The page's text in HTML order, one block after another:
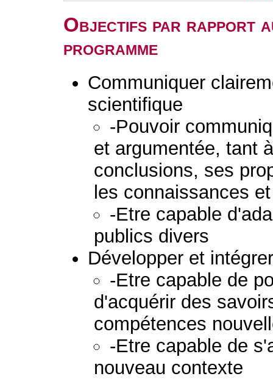
Objectifs par rapport
programme
Communiquer
scientifique
-Pouvoir
et argumentée, tant
conclusions, ses
les connaissances
-Etre capable
publics divers
Développer et
-Etre capable de
d'acquérir des
compétences
-Etre capable de
nouveau contexte